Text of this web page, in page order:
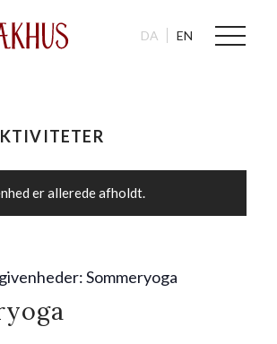
DA EN
er allerede afholdt.
Sommeryoga